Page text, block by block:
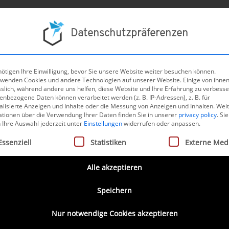
Unsere Services
Sie einen Überblick über unsere
Datenschutzpräferenzen
Ihre Einwilligung, bevor Sie unsere Website weiter besuchen können.
Cookies und andere Technologien auf unserer Website. Einige von
während andere uns helfen, diese Website und Ihre Erfahrung zu
Daten können verarbeitet werden (z. B. IP-Adressen), z. B. für
Anzeigen und Inhalte oder die Messung von Anzeigen und Inhalten.
über die Verwendung Ihrer Daten finden Sie in unserer privacy policy.Sie
Ihre Auswahl jederzeit unter Einstellungenwiderrufen oder anpassen.
eine Liste der Service-Gruppen, für die eine Einwilligung
Statistiken Externe
Alle akzeptieren
Speichern
Nur notwendige Cookies akzeptieren